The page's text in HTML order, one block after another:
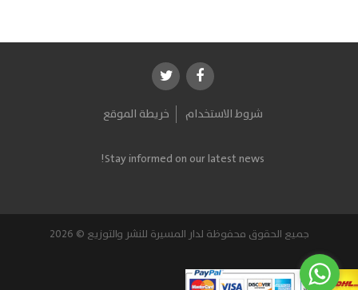
شروط الاستخدام خريطة الموقع
Stay informed on our latest news!
جميع الحقوق محفوظة لدار المسيرة للنشر والتوزيع © 2026